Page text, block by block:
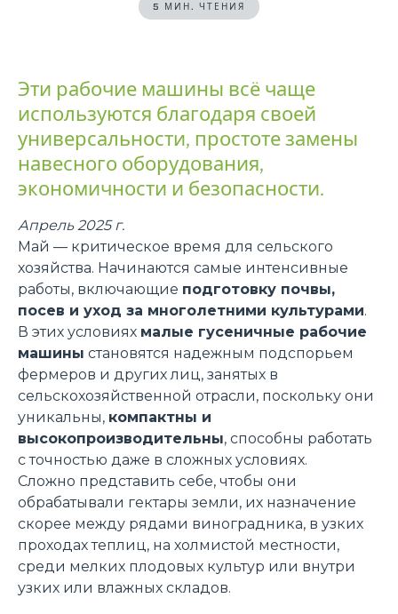
5 МИН. ЧТЕНИЯ
Эти рабочие машины всё чаще
используются благодаря своей
универсальности, простоте замены
навесного оборудования,
экономичности и безопасности.
Апрель 2025 г.
Май — критическое время для сельского
хозяйства. Начинаются самые интенсивные
работы, включающие подготовку почвы,
посев и уход за многолетними культурами.
В этих условиях малые гусеничные рабочие
машины становятся надежным подспорьем
фермеров и других лиц, занятых в
сельскохозяйственной отрасли, поскольку они
уникальны, компактны и
высокопроизводительны, способны работать
с точностью даже в сложных условиях.
Сложно представить себе, чтобы они
обрабатывали гектары земли, их назначение
скорее между рядами виноградника, в узких
проходах теплиц, на холмистой местности,
среди мелких плодовых культур или внутри
узких или влажных складов.